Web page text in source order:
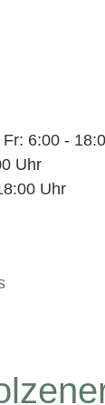
6:00 -
Uhr
Uhr